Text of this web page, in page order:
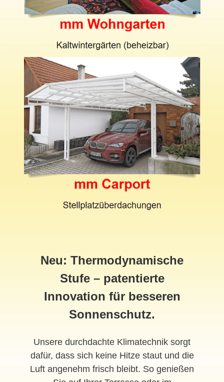
Neu: Thermodynamische
Stufe – patentierte
Innovation für besseren
Sonnenschutz.
Unsere durchdachte Klimatechnik sorgt
dafür, dass sich keine Hitze staut und die
Luft angenehm frisch bleibt. So genießen